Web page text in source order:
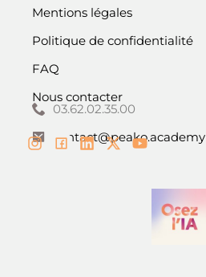
Mentions légales
Politique de confidentialité
FAQ
Nous contacter
03.62.02.35.00
contact@peako.academy